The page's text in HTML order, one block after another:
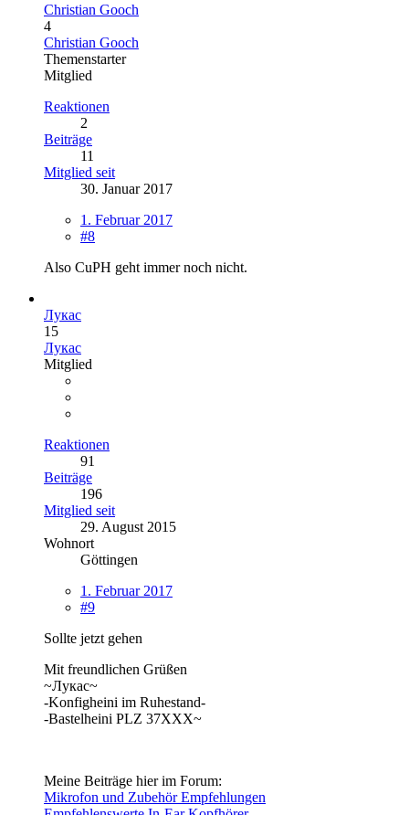
Christian Gooch
4
Christian Gooch
Themenstarter
Mitglied
Reaktionen
2
Beiträge
11
Mitglied seit
30. Januar 2017
1. Februar 2017
#8
Also CuPH geht immer noch nicht.
Лукас
15
Лукас
Mitglied
Reaktionen
91
Beiträge
196
Mitglied seit
29. August 2015
Wohnort
Göttingen
1. Februar 2017
#9
Sollte jetzt gehen
Mit freundlichen Grüßen
~Лукас~
-Konfigheini im Ruhestand-
-Bastelheini PLZ 37XXX~
Meine Beiträge hier im Forum:
Mikrofon und Zubehör Empfehlungen